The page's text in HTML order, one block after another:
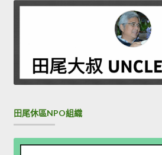
田尾休區NPO組織